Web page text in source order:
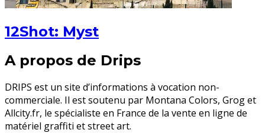
12Shot: Myst
A propos de Drips
DRIPS est un site d’informations à vocation non-
commerciale. Il est soutenu par Montana Colors, Grog et
Allcity.fr, le spécialiste en France de la vente en ligne de
matériel graffiti et street art.